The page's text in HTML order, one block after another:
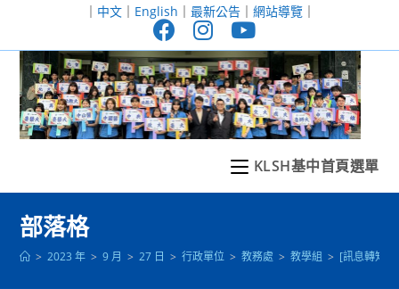
至
｜ 中文｜ English ｜ 最新公告｜ 網站導覽｜
KLSH基中首頁選單
部落格
> 2023 年 > 9 月 > 27 日 > 行政單位 > 教務處 > 教學組 > [訊息轉知]